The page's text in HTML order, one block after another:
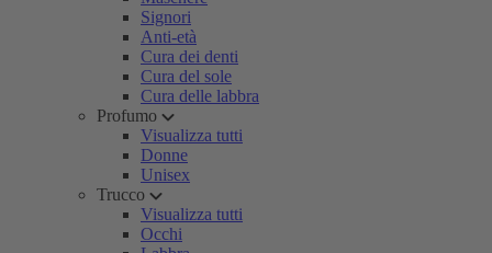
Signori
Anti-età
Cura dei denti
Cura del sole
Cura delle labbra
Profumo
Visualizza tutti
Donne
Unisex
Trucco
Visualizza tutti
Occhi